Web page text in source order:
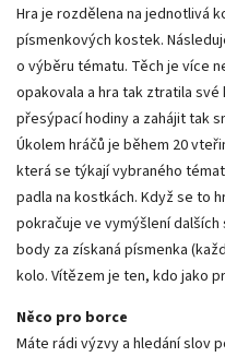
Hra je rozdělena na jednotlivá
písmenkových kostek.
o výběru tématu. Těch je více
opakovala a hra tak ztratila
přesýpací hodiny a zahájit tak
Úkolem hráčů je během 20
která se týkají vybraného
padla na kostkách. Když se to
pokračuje ve vymýšlení dalších
body za získaná písmenka
kolo. Vítězem je ten, kdo jako
Něco pro borce
Máte rádi výzvy a hledání slov